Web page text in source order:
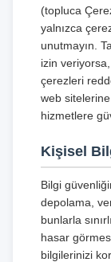
(topluca
yalnızca
unutmayın.
izin
çerezleri
web
hizmetlere
Kişisel
Bilgi
depolama,
bunlarla
hasar
bilgilerinizi